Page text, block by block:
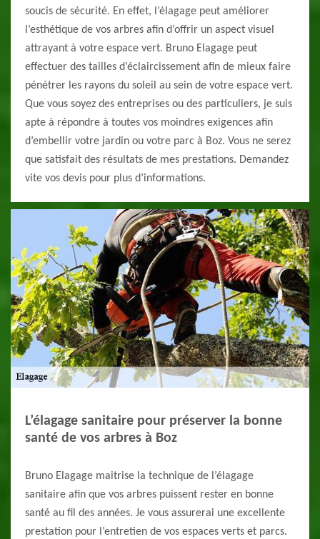
soucis de sécurité. En effet, l’élagage peut améliorer
l’esthétique de vos arbres afin d’offrir un aspect visuel
attrayant à votre espace vert. Bruno Elagage peut
effectuer des tailles d’éclaircissement afin de mieux faire
pénétrer les rayons du soleil au sein de votre espace vert.
Que vous soyez des entreprises ou des particuliers, je suis
apte à répondre à toutes vos moindres exigences afin
d’embellir votre jardin ou votre parc à Boz. Vous ne serez
que satisfait des résultats de mes prestations. Demandez
vite vos devis pour plus d’informations.
L’élagage sanitaire pour préserver la bonne
santé de vos arbres à Boz
Bruno Elagage maitrise la technique de l’élagage
sanitaire afin que vos arbres puissent rester en bonne
santé au fil des années. Je vous assurerai une excellente
prestation pour l’entretien de vos espaces verts et parcs.